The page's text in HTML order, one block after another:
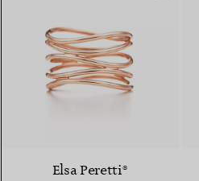
Elsa Peretti®